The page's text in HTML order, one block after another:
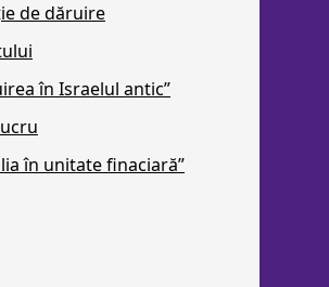
de dăruire
în Israelul antic”
în unitate finaciară”